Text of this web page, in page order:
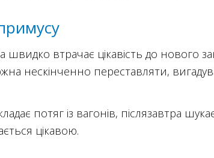
втрачає цікавість до нового
нескінченно переставляти,
потяг із вагонів, післязавтра
цікавою.